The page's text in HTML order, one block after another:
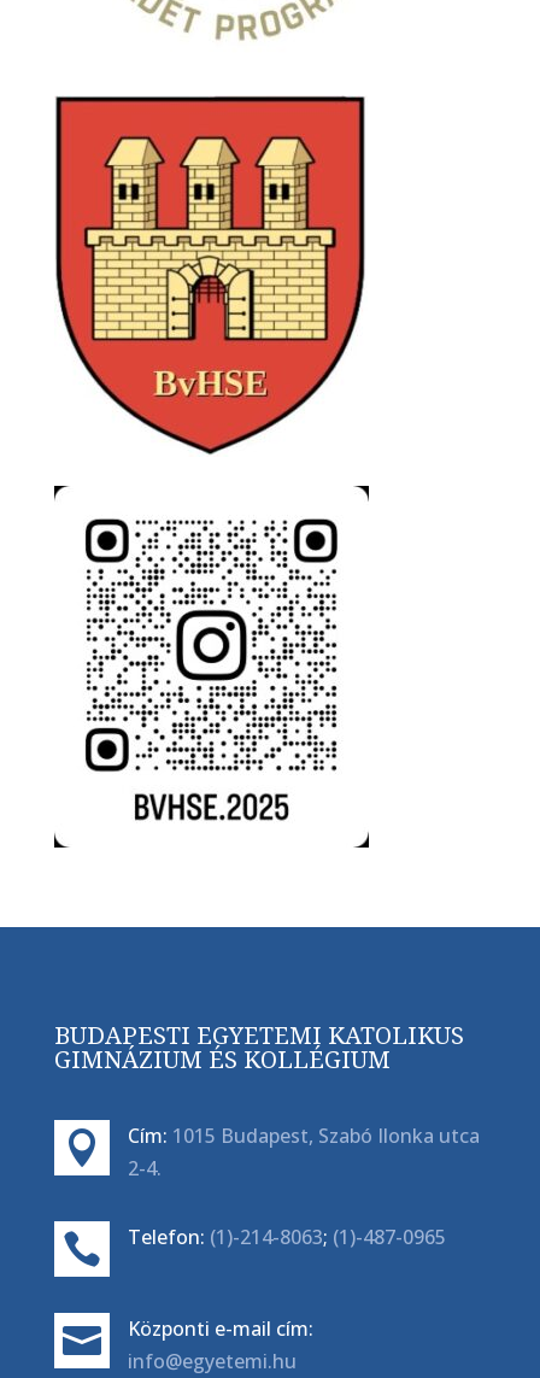
BUDAPESTI EGYETEMI KATOLIKUS
GIMNÁZIUM ÉS KOLLÉGIUM
 Cím: 1015 Budapest, Szabó Ilonka utca
2-4.
 Telefon: (1)-214-8063; (1)-487-0965

Központi e-mail cím:
info@egyetemi.hu